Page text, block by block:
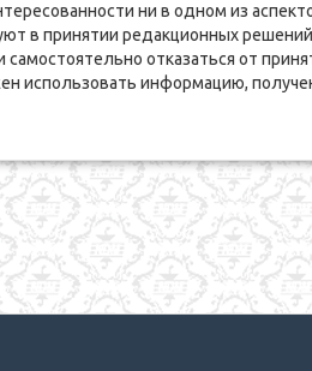
ни в одном из
в принятии редакционных
отказаться от
использовать информацию,